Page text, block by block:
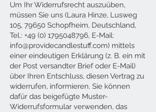
Um Ihr Widerrufsrecht auszuüben,
müssen Sie uns (Laura Hinze, Lusweg
105, 79650 Schopfheim, Deutschland,
Tel.: +49 (0) 1795048796, E-Mail:
info@providecandlestuff.com) mittels
einer eindeutigen Erklärung (z. B. ein mit
der Post versandter Brief oder E-Mail)
über Ihren Entschluss, diesen Vertrag zu
widerrufen, informieren. Sie können
dafür das beigefügte Muster-
Widerrufsformular verwenden, das